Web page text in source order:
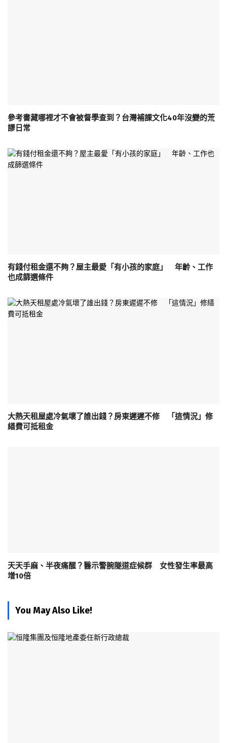
參考書藏哪裡才不會被督學查到？台灣補課文化40年沒變的荒
謬日常
有錢付租金還不夠？屋主最愛「有小孩的家庭」 年齡、工作
也成篩選條件
大熱天租屋處冷氣壞了誰出錢？房東遲遲不修 「這情況」修
繕費可抵租金
天天手麻、半夜痛醒？醫示警腕隧道症候群 女性發生率最高
增10倍
You May Also Like!